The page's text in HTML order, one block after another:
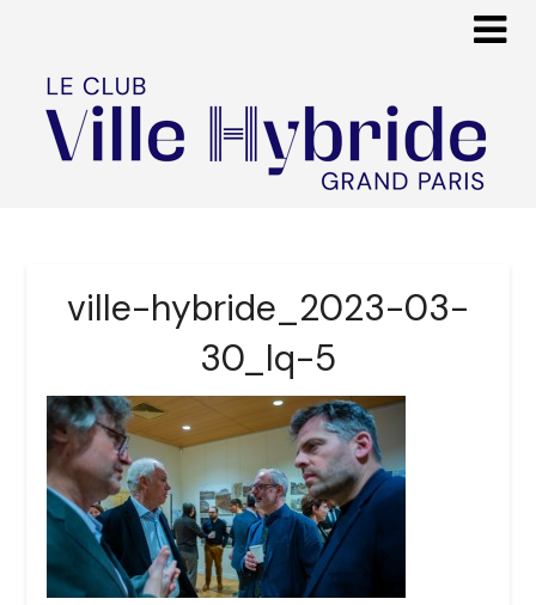
ville-hybride_2023-03-
30_lq-5